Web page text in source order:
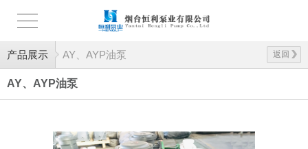
产品展示 返回
AY、AYP油泵
AY、AYP油泵